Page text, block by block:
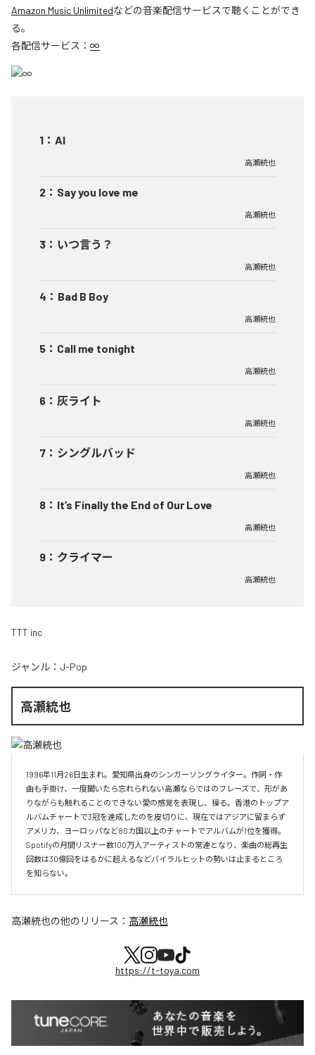
Amazon Music Unlimitedなどの音楽配信サービスで聴くことができ
る。
各配信サービス： ∞
1 ： AI
高瀬統也
2 ： Say you love me
高瀬統也
3 ： いつ言う？
高瀬統也
4 ： Bad B Boy
高瀬統也
5 ： Call me tonight
高瀬統也
6 ： 灰ライト
高瀬統也
7 ： シングルバッド
高瀬統也
8 ： It’s Finally the End of Our Love
高瀬統也
9 ： クライマー
高瀬統也
TTT inc
ジャンル： J-Pop
高瀬統也
1996年11月26日生まれ。愛知県出身のシンガーソングライター。作詞・作
曲も手掛け、一度聞いたら忘れられない高瀬ならではのフレーズで、形があ
りながらも触れることのできない愛の感覚を表現し、操る。香港のトップア
ルバムチャートで3冠を達成したのを皮切りに、現在ではアジアに留まらず
アメリカ、ヨーロッパなど80カ国以上のチャートでアルバムが1位を獲得。
Spotifyの月間リスナー数100万人アーティストの常連となり、楽曲の総再生
回数は30億回をはるかに超えるなどバイラルヒットの勢いは止まるところ
を知らない。
高瀬統也の他のリリース： 高瀬統也
https://t-toya.com